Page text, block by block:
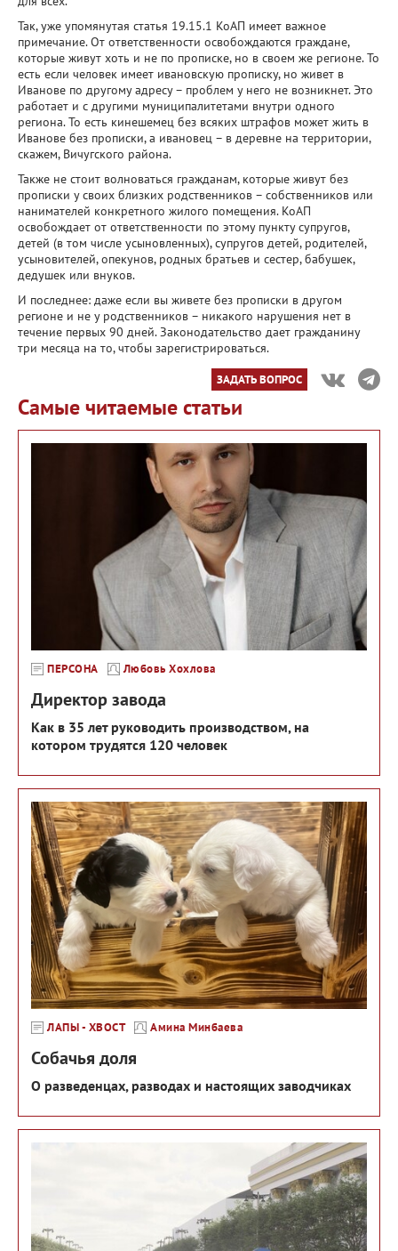
Так, уже упомянутая статья 19.15.1 КоАП имеет важное
примечание. От ответственности освобождаются граждане,
которые живут хоть и не по прописке, но в своем же регионе. То
есть если человек имеет ивановскую прописку, но живет в
Иванове по другому адресу – проблем у него не возникнет. Это
работает и с другими муниципалитетами внутри одного
региона. То есть кинешемец без всяких штрафов может жить в
Иванове без прописки, а ивановец – в деревне на территории,
скажем, Вичугского района.
Также не стоит волноваться гражданам, которые живут без
прописки у своих близких родственников – собственников или
нанимателей конкретного жилого помещения. КоАП
освобождает от ответственности по этому пункту супругов,
детей (в том числе усыновленных), супругов детей, родителей,
усыновителей, опекунов, родных братьев и сестер, бабушек,
дедушек или внуков.
И последнее: даже если вы живете без прописки в другом
регионе и не у родственников – никакого нарушения нет в
течение первых 90 дней. Законодательство дает гражданину
три месяца на то, чтобы зарегистрироваться.
ЗАДАТЬ ВОПРОС
Самые читаемые статьи
ПЕРСОНА Любовь Хохлова
Директор завода
Как в 35 лет руководить производством, на
котором трудятся 120 человек
ЛАПЫ - ХВОСТ Амина Минбаева
Собачья доля
О разведенцах, разводах и настоящих заводчиках